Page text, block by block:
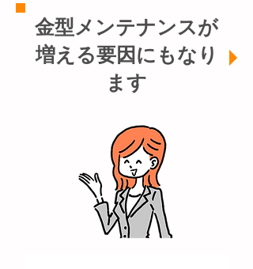
金型メンテナンスが
増える要因にもなり
ます